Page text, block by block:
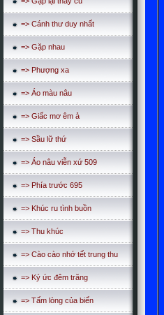
=> Cánh thư duy nhất
=> Gặp nhau
=> Phượng xa
=> Áo màu nâu
=> Giấc mơ êm ả
=> Sầu lữ thứ
=> Áo nâu viễn xứ 509
=> Phía trước 695
=> Khúc ru tình buồn
=> Thu khúc
=> Cào cào nhớ tết trung thu
=> Ký ức đêm trăng
=> Tấm lòng của biển